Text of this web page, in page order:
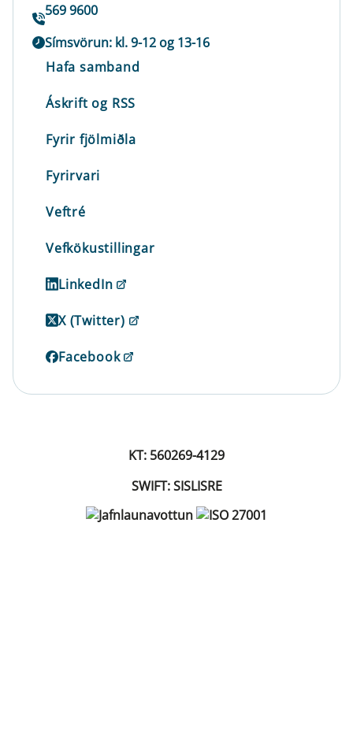
569 9600
Símsvörun: kl. 9-12 og 13-16
Hafa samband
Áskrift og RSS
Fyrir fjölmiðla
Fyrirvari
Veftré
Vefkökustillingar
LinkedIn
X (Twitter)
Facebook
KT: 560269-4129
SWIFT: SISLISRE